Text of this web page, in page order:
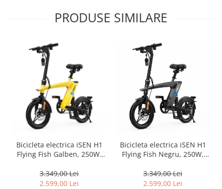
PRODUSE SIMILARE
Bicicleta electrica iSEN H1
Flying Fish Galben, 250W,
sau asistata, 25km/h, IPX4,
Baterie detasabila 10Ah
3.349,00 Lei
2.599,00 Lei
Bicicleta electrica iSEN H1
Flying Fish Negru, 250W,
sau asistata, 25km/h, IPX4,
Baterie detasabila 10Ah
3.349,00 Lei
2.599,00 Lei